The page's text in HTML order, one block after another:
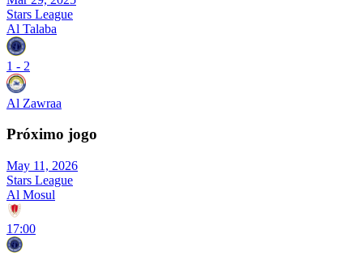
Stars League
Al Talaba
1 - 2
Al Zawraa
Próximo jogo
May 11, 2026
Stars League
Al Mosul
17:00